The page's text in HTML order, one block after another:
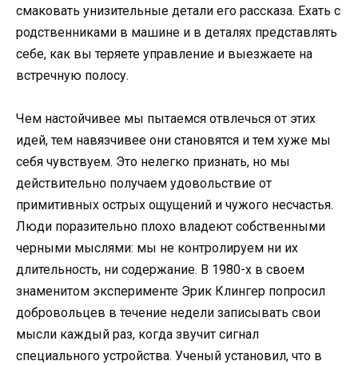
смаковать унизительные детали его рассказа. Ехать с
родственниками в машине и в деталях представлять
себе, как вы теряете управление и выезжаете на
встречную полосу.
Чем настойчивее мы пытаемся отвлечься от этих
идей, тем навязчивее они становятся и тем хуже мы
себя чувствуем. Это нелегко признать, но мы
действительно получаем удовольствие от
примитивных острых ощущений и чужого несчастья.
Люди поразительно плохо владеют собственными
черными мыслями: мы не контролируем ни их
длительность, ни содержание. В 1980-х в своем
знаменитом эксперименте Эрик Клингер попросил
добровольцев в течение недели записывать свои
мысли каждый раз, когда звучит сигнал
специального устройства. Ученый установил, что в